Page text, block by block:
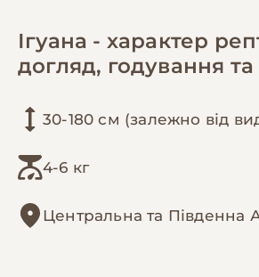
Ігуана - характер
догляд, годування та
30-180 см (залежно від
4-6 кг
Центральна та Південна